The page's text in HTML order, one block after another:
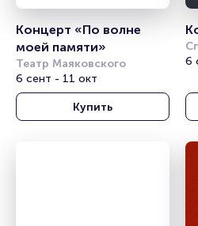
Концерт «По волне
моей памяти»
Театр Маяковского
6 сент - 11 окт
Купить
6